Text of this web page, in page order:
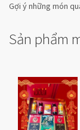
Gợi ý những món
Sản phẩm